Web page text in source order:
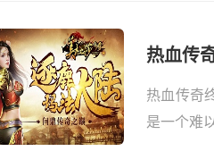
热血传
热血传奇
是一个难